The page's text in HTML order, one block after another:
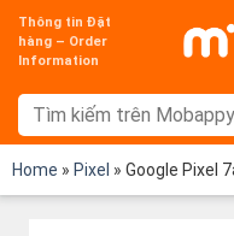
Chuyển
đến
dung
Thông tin Đặt
hàng – Order
Information
Home » Pixel » Google Pixel